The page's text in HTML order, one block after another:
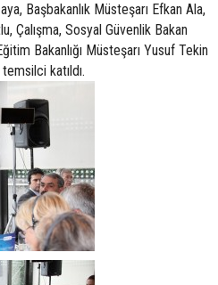
Başbakanlık Müsteşarı Efkan Ala,
Çalışma, Sosyal Güvenlik Bakan
Bakanlığı Müsteşarı Yusuf Tekin
katıldı.